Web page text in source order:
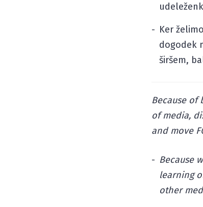
Ker
dogodek
širšem,
Because of
of media,
and move
Because
learning
other